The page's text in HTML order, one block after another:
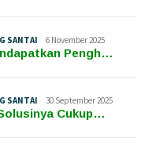
SANTAI 6 November 2025
Pengh…
SANTAI 30 September 2025
Cukup…